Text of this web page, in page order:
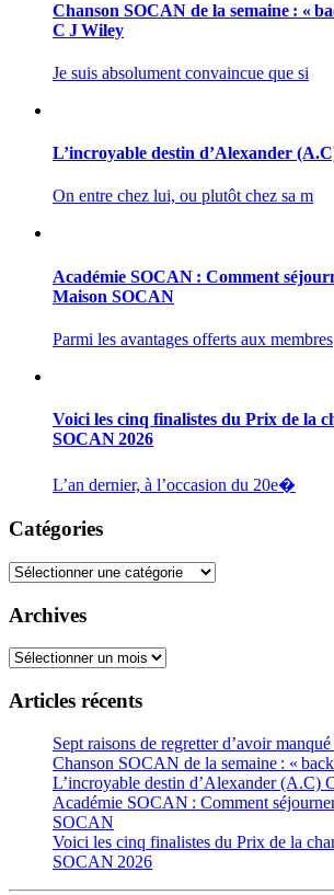
Chanson SOCAN de la semaine : «
C J Wiley
Je suis absolument convaincue que si
L’incroyable destin d’Alexander
On entre chez lui, ou plutôt chez sa m
Académie SOCAN : Comment
Maison SOCAN
Parmi les avantages offerts aux membres
Voici les cinq finalistes du Prix de la
SOCAN 2026
L’an dernier, à l’occasion du 20e�
Catégories
Catégories
Archives
Archives
Articles récents
Sept raisons de regretter d’avoir manqué
Chanson SOCAN de la semaine : «
L’incroyable destin d’Alexander (A.C)
Académie SOCAN : Comment
SOCAN
Voici les cinq finalistes du Prix de la
SOCAN 2026